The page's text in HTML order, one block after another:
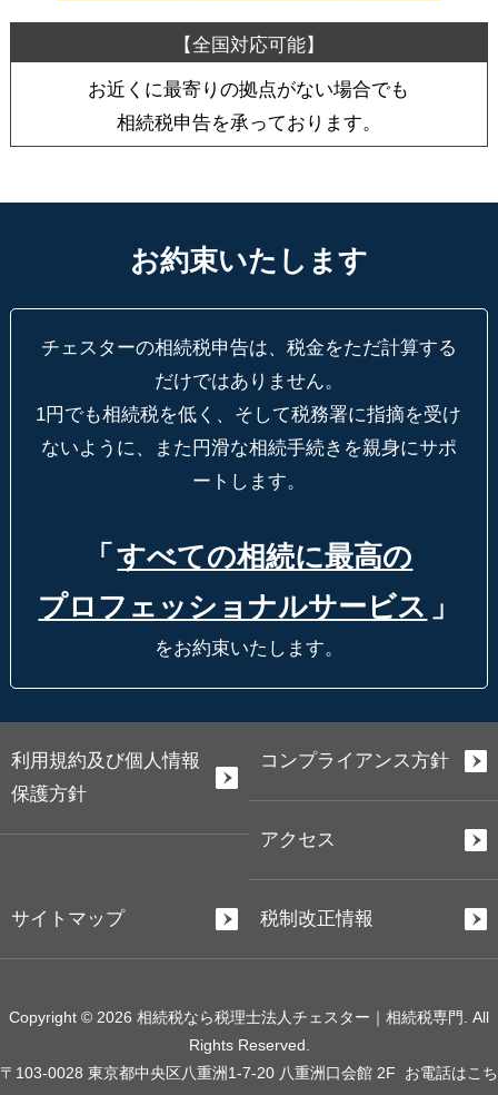
お近くに最寄りの拠点がない場合でも
相続税申告を承っております。
お約束いたします
チェスターの相続税申告は、税金をただ計算する
だけではありません。
1円でも相続税を低く、そして税務署に指摘を受け
ないように、
また円滑な相続手続きを親身にサポ
ートします。
「 すべての相続に最高の
プロフェッショナルサービス 」
をお約束いたします。
利用規約及び個人情報
保護方針
コンプライアンス方針
アクセス
サイトマップ 税制改正情報
Copyright © 2026 相続税なら税理士法人チェスター｜相続税専門. All
Rights Reserved.
〒103-0028 東京都中央区八重洲1-7-20 八重洲口会館 2F お電話はこち